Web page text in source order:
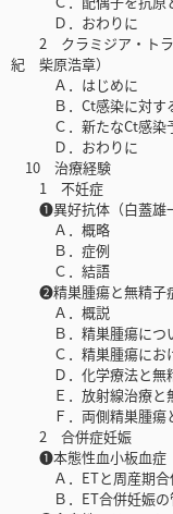
Ｄ．おわりに
2 クラミジア・トラ
紀 柴原浩章）
Ａ．はじめに
Ｂ．Ct感染に対する
Ｃ．新たなCt感染予
Ｄ．おわりに
10 治療経験
1 不妊症
❶異好抗体（白蓋雄
Ａ．概略
Ｂ．症例
Ｃ．結語
❷精巣腫瘍と無精子
Ａ．概説
Ｂ．精巣腫瘍につ
Ｃ．精巣腫瘍におけ
Ｄ．化学療法と無
Ｅ．放射線治療と
Ｆ．両側精巣腫瘍
2 合併症妊娠
❶本態性血小板血症
Ａ．ETと周産期合
Ｂ．ET合併妊娠の